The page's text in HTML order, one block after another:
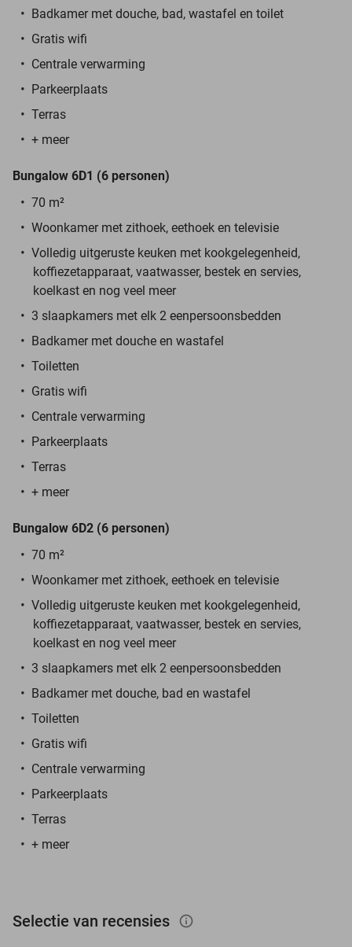
Badkamer met douche, bad, wastafel en toilet
Gratis wifi
Centrale verwarming
Parkeerplaats
Terras
+ meer
Bungalow 6D1 (6 personen)
70 m²
Woonkamer met zithoek, eethoek en televisie
Volledig uitgeruste keuken met kookgelegenheid,
koffiezetapparaat, vaatwasser, bestek en servies,
koelkast en nog veel meer
3 slaapkamers met elk 2 eenpersoonsbedden
Badkamer met douche en wastafel
Toiletten
Gratis wifi
Centrale verwarming
Parkeerplaats
Terras
+ meer
Bungalow 6D2 (6 personen)
70 m²
Woonkamer met zithoek, eethoek en televisie
Volledig uitgeruste keuken met kookgelegenheid,
koffiezetapparaat, vaatwasser, bestek en servies,
koelkast en nog veel meer
3 slaapkamers met elk 2 eenpersoonsbedden
Badkamer met douche, bad en wastafel
Toiletten
Gratis wifi
Centrale verwarming
Parkeerplaats
Terras
+ meer
Selectie van recensies info_outlined